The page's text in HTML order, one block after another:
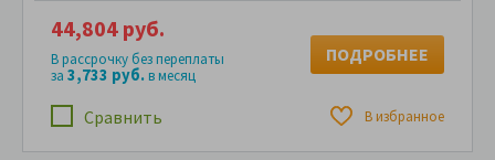
Сравнить В избранное
44,804 руб.
В рассрочку без переплаты
за 3,733 руб.в месяц
ПОДРОБНЕЕ